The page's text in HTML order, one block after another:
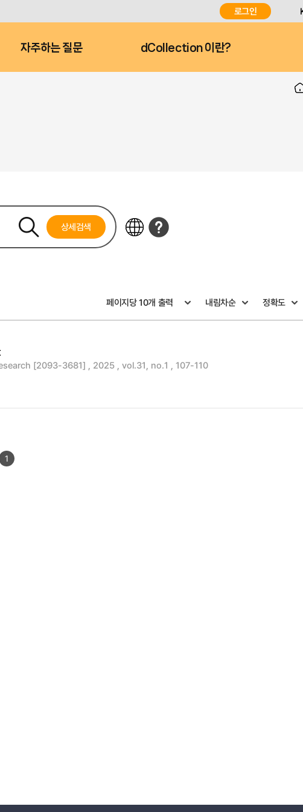
로그인
자주하는 질문 dCollection 이란?
상세검색
[2093-3681] , 2025 , vol.31, no.1 , 107-110
1